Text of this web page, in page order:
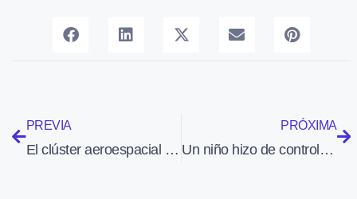
PREVIA
El clúster aeroespacial BAIE recibe el premio Mundo Empresarial Europeo 2009
PRÓXIMA
Un niño hizo de controlador aéreo en el aeropuerto JFK de Nueva York